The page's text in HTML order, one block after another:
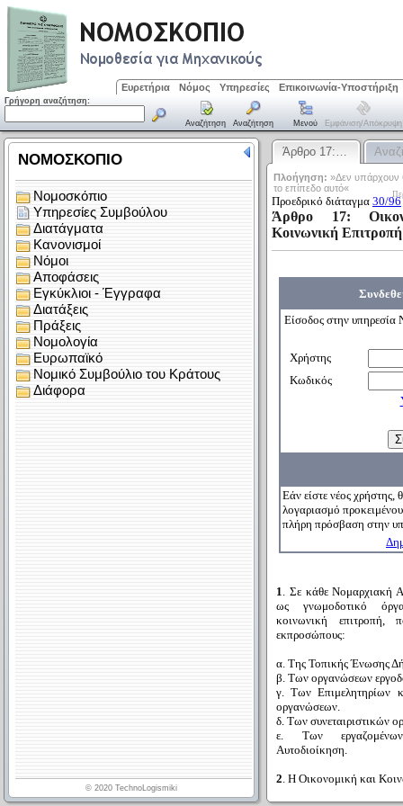
Ευρετήρια Νόμος Υπηρεσίες Επικοινωνία-Υποστήριξη
Γρήγορη αναζήτηση:
Αναζήτηση Αναζήτηση Μενού Εμφάνιση/απόκρυψη
Άρθρο 17:…